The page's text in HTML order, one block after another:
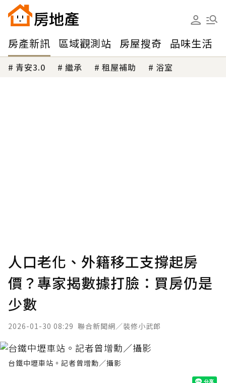
房產新訊 區域觀測站 房屋搜奇 品味生活
青安3.0 繼承 租屋補助 浴室
人口老化、外籍移工支撐起房
價？專家揭數據打臉：買房仍是
少數
2026-01-30 08:29 聯合新聞網／裝修小武郎
台鐵中壢車站。記者曾增勳／攝影